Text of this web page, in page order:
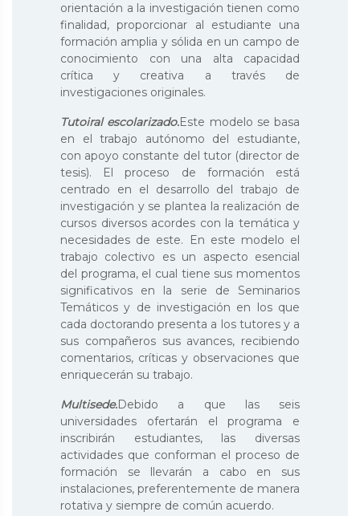
orientación a la investigación tienen como
finalidad, proporcionar al estudiante una
formación amplia y sólida en un campo de
conocimiento con una alta capacidad
crítica y creativa a través de
investigaciones originales.
Tutoiral escolarizado.Este modelo se basa
en el trabajo autónomo del estudiante,
con apoyo constante del tutor (director de
tesis). El proceso de formación está
centrado en el desarrollo del trabajo de
investigación y se plantea la realización de
cursos diversos acordes con la temática y
necesidades de este. En este modelo el
trabajo colectivo es un aspecto esencial
del programa, el cual tiene sus momentos
significativos en la serie de Seminarios
Temáticos y de investigación en los que
cada doctorando presenta a los tutores y a
sus compañeros sus avances, recibiendo
comentarios, críticas y observaciones que
enriquecerán su trabajo.
Multisede.Debido a que las seis
universidades ofertarán el programa e
inscribirán estudiantes, las diversas
actividades que conforman el proceso de
formación se llevarán a cabo en sus
instalaciones, preferentemente de manera
rotativa y siempre de común acuerdo.